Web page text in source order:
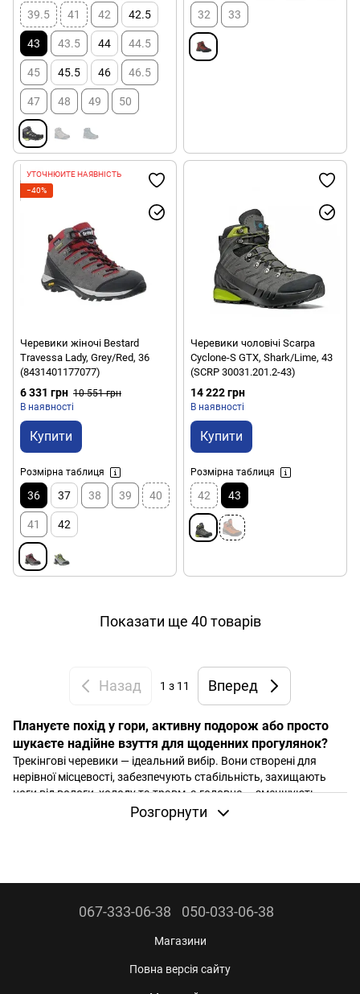
39.5 41 42 42.5
43 43.5 44 44.5
45 45.5 46 46.5
47 48 49 50
32 33
УТОЧНЮЙТЕ НАЯВНІСТЬ
−40%
Черевики жіночі Bestard
Travessa Lady, Grey/Red, 36
(8431401177077)
6 331 грн 10 551 грн
В наявності
Купити
Розмірна таблиця
36 37 38 39 40
41 42
Черевики чоловічі Scarpa
Cyclone-S GTX, Shark/Lime, 43
(SCRP 30031.201.2-43)
14 222 грн
В наявності
Купити
Розмірна таблиця
42 43
Показати ще 40 товарів
Назад 1 з 11 Вперед
Плануєте похід у гори, активну подорож або просто
шукаєте надійне взуття для щоденних прогулянок?
Трекінгові черевики — ідеальний вибір. Вони створені для
нерівної місцевості, забезпечують стабільність, захищають
ноги від вологи, холоду та травм, а головне — зменшують
навантаження на стопу та суглоби.
кращих брендів:Alpine Pro,Black Diamond,Salewa,
Розгорнути
067-333-06-38 050-033-06-38
Магазини
Повна версія сайту